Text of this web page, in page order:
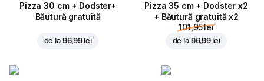
Pizza 30 cm + Dodster+
Băutură gratuită
de la 96,99 lei
Pizza 35 cm + Dodster x2
+ Băutură gratuită x2
101,95 lei
de la 96,99 lei